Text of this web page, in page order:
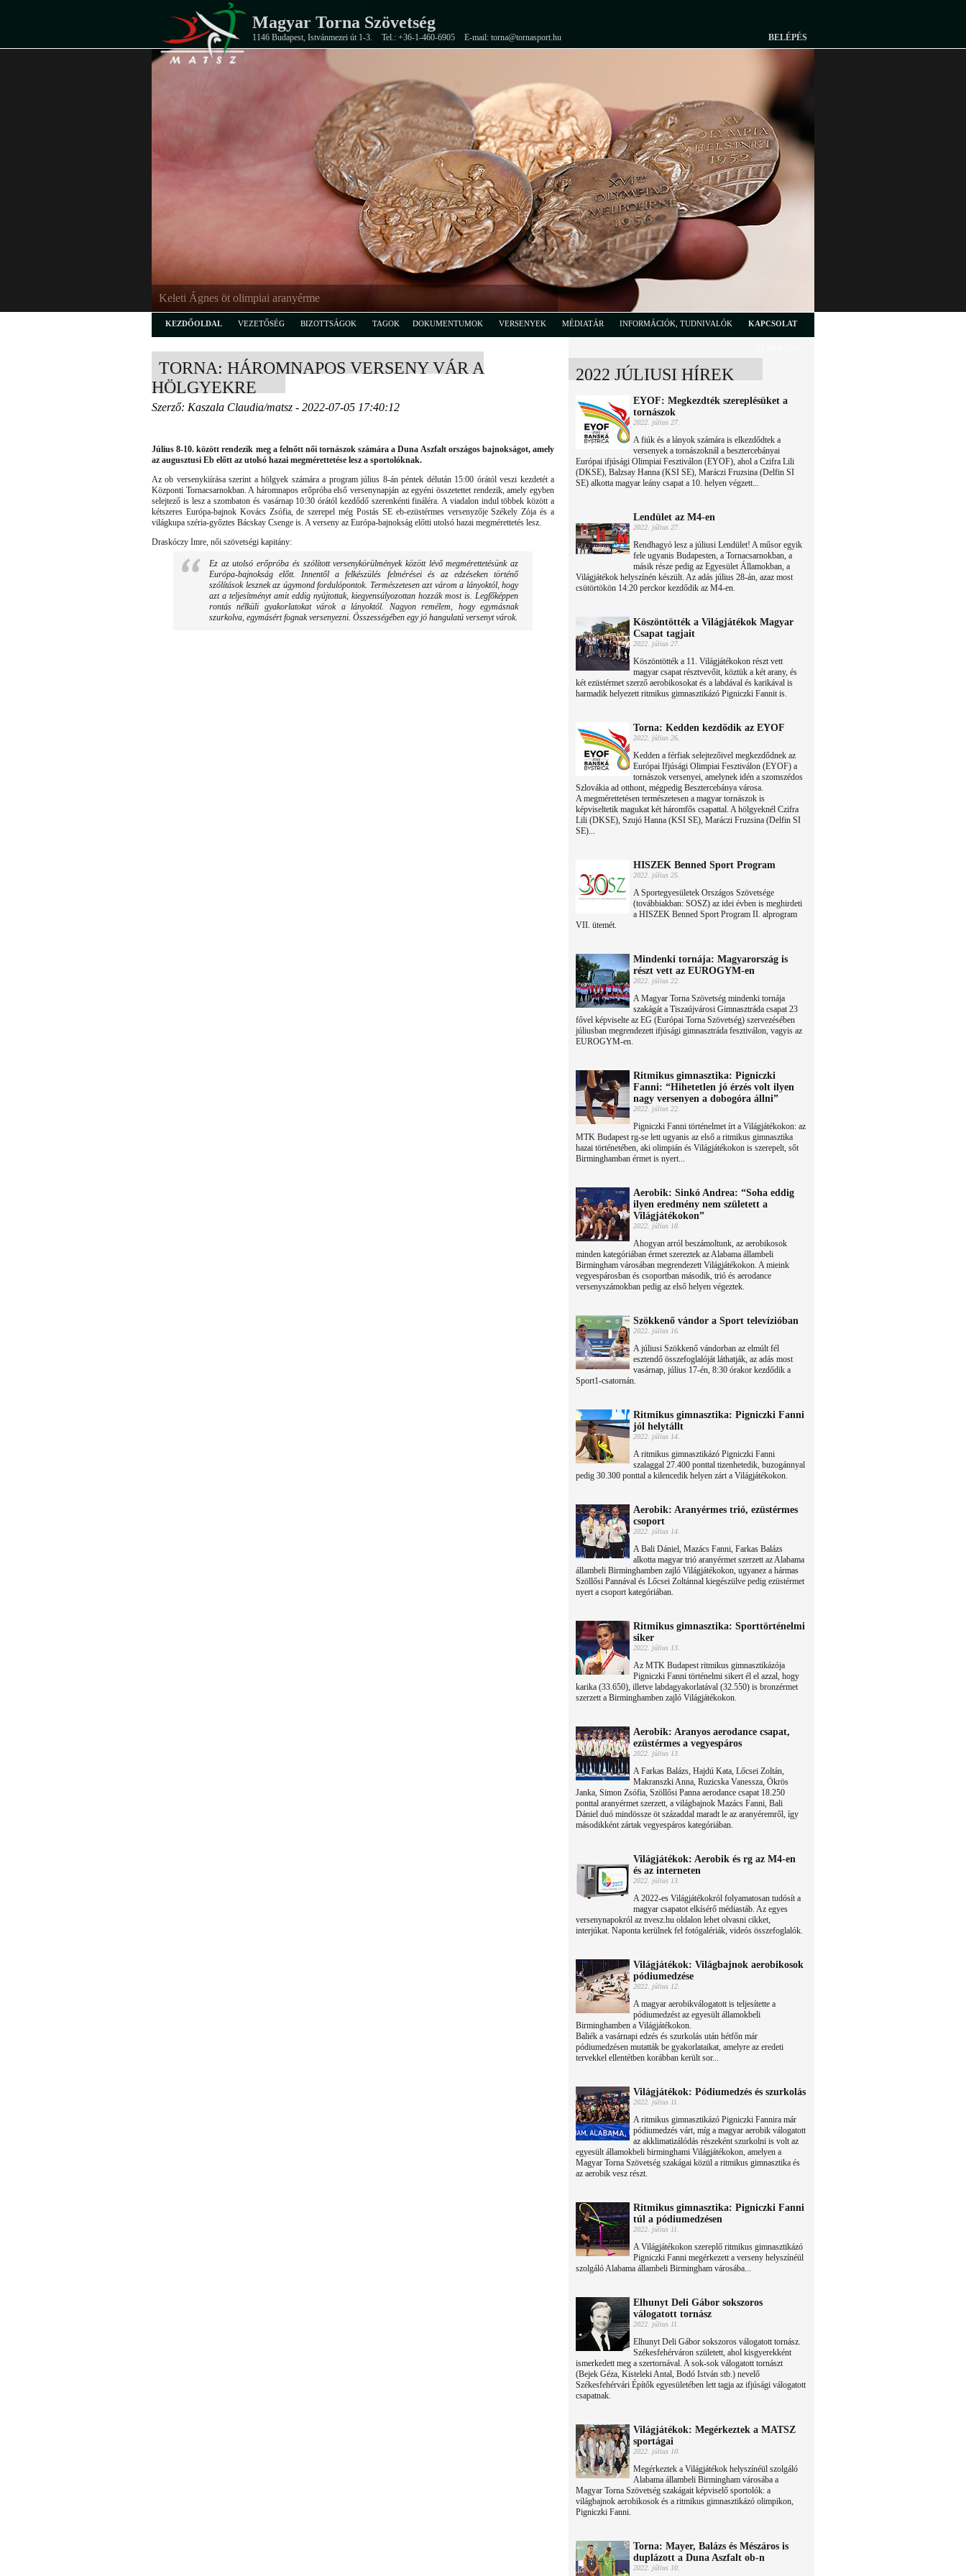
Magyar Torna Szövetség
1146 Budapest, Istvánmezei út 1-3. Tel.: +36-1-460-6905 E-mail: torna@tornasport.hu BELÉPÉS
Keleti Ágnes öt olimpiai aranyérme
KEZDŐOLDAL VEZETŐSÉG BIZOTTSÁGOK TAGOK DOKUMENTUMOK VERSENYEK MÉDIATÁR INFORMÁCIÓK, TUDNIVALÓK KAPCSOLAT
TORNA: HÁROMNAPOS VERSENY VÁR A
HÖLGYEKRE
Szerző: Kaszala Claudia/matsz - 2022-07-05 17:40:12
Július 8-10. között rendezik meg a felnőtt női tornászok számára a Duna Aszfalt országos bajnokságot, amely
az augusztusi Eb előtt az utolsó hazai megmérettetése lesz a sportolóknak.
Az ob versenykiírása szerint a hölgyek számára a program július 8-án péntek délután 15:00 órától veszi kezdetét a
Központi Tornacsarnokban. A háromnapos erőpróba első versenynapján az egyéni összetettet rendezik, amely egyben
selejtező is lesz a szombaton és vasárnap 10:30 órától kezdődő szerenkénti fináléra. A viadalon indul többek között a
kétszeres Európa-bajnok Kovács Zsófia, de szerepel még Postás SE eb-ezüstérmes versenyzője Székely Zója és a
világkupa széria-győztes Bácskay Csenge is. A verseny az Európa-bajnokság előtti utolsó hazai megmérettetés lesz.
Draskóczy Imre, női szövetségi kapitány:
Ez az utolsó erőpróba és szólított versenykörülmények között lévő megmérettetésünk az
Európa-bajnokság előtt. Innentől a felkészülés felmérései és az edzéseken történő
szólítások lesznek az úgymond fordulópontok. Természetesen azt várom a lányoktól, hogy
azt a teljesítményt amit eddig nyújtottak, kiegyensúlyozottan hozzák most is. Legfőképpen
rontás nélküli gyakorlatokat várok a lányoktól. Nagyon remélem, hogy egymásnak
szurkolva, egymásért fognak versenyezni. Összességében egy jó hangulatú versenyt várok.
2022 JÚLIUSI HÍREK
EYOF: Megkezdték szereplésüket a
tornászok
2022. július 27.
A fiúk és a lányok számára is elkezdődtek a
versenyek a tornászoknál a besztercebányai
Európai ifjúsági Olimpiai Fesztiválon (EYOF), ahol a Czifra Lili
(DKSE), Balzsay Hanna (KSI SE), Maráczi Fruzsina (Delfin SI
SE) alkotta magyar leány csapat a 10. helyen végzett...
Lendület az M4-en
2022. július 27.
Rendhagyó lesz a júliusi Lendület! A műsor egyik
fele ugyanis Budapesten, a Tornacsarnokban, a
másik része pedig az Egyesület Államokban, a
Világjátékok helyszínén készült. Az adás július 28-án, azaz most
csütörtökön 14:20 perckor kezdődik az M4-en.
Köszöntötték a Világjátékok Magyar
Csapat tagjait
2022. július 27.
Köszöntötték a 11. Világjátékokon részt vett
magyar csapat résztvevőit, köztük a két arany, és
két ezüstérmet szerző aerobikosokat és a labdával és karikával is
harmadik helyezett ritmikus gimnasztikázó Pigniczki Fannit is.
Torna: Kedden kezdődik az EYOF
2022. július 26.
Kedden a férfiak selejtezőivel megkezdődnek az
Európai Ifjúsági Olimpiai Fesztiválon (EYOF) a
tornászok versenyei, amelynek idén a szomszédos
Szlovákia ad otthont, mégpedig Besztercebánya városa.
A megmérettetésen természetesen a magyar tornászok is
képviseltetik magukat két háromfős csapattal. A hölgyeknél Czifra
Lili (DKSE), Szujó Hanna (KSI SE), Maráczi Fruzsina (Delfin SI
SE)...
HISZEK Benned Sport Program
2022. július 25.
A Sportegyesületek Országos Szövetsége
(továbbiakban: SOSZ) az idei évben is meghirdeti
a HISZEK Benned Sport Program II. alprogram
VII. ütemét.
Mindenki tornája: Magyarország is
részt vett az EUROGYM-en
2022. július 22.
A Magyar Torna Szövetség mindenki tornája
szakágát a Tiszaújvárosi Gimnasztráda csapat 23
fővel képviselte az EG (Európai Torna Szövetség) szervezésében
júliusban megrendezett ifjúsági gimnasztráda fesztiválon, vagyis az
EUROGYM-en.
Ritmikus gimnasztika: Pigniczki
Fanni: “Hihetetlen jó érzés volt ilyen
nagy versenyen a dobogóra állni”
2022. július 22.
Pigniczki Fanni történelmet írt a Világjátékokon: az
MTK Budapest rg-se lett ugyanis az első a ritmikus gimnasztika
hazai történetében, aki olimpián és Világjátékokon is szerepelt, sőt
Birminghamban érmet is nyert...
Aerobik: Sinkó Andrea: “Soha eddig
ilyen eredmény nem született a
Világjátékokon”
2022. július 18.
Ahogyan arról beszámoltunk, az aerobikosok
minden kategóriában érmet szereztek az Alabama állambeli
Birmingham városában megrendezett Világjátékokon. A mieink
vegyespárosban és csoportban második, trió és aerodance
versenyszámokban pedig az első helyen végeztek.
Szökkenő vándor a Sport televízióban
2022. július 16.
A júliusi Szökkenő vándorban az elmúlt fél
esztendő összefoglalóját láthatják, az adás most
vasárnap, július 17-én, 8:30 órakor kezdődik a
Sport1-csatornán.
Ritmikus gimnasztika: Pigniczki Fanni
jól helytállt
2022. július 14.
A ritmikus gimnasztikázó Pigniczki Fanni
szalaggal 27.400 ponttal tizenhetedik, buzogánnyal
pedig 30.300 ponttal a kilencedik helyen zárt a Világjátékokon.
Aerobik: Aranyérmes trió, ezüstérmes
csoport
2022. július 14.
A Bali Dániel, Mazács Fanni, Farkas Balázs
alkotta magyar trió aranyérmet szerzett az Alabama
állambeli Birminghamben zajló Világjátékokon, ugyanez a hármas
Szöllősi Pannával és Lőcsei Zoltánnal kiegészülve pedig ezüstérmet
nyert a csoport kategóriában.
Ritmikus gimnasztika: Sporttörténelmi
siker
2022. július 13.
Az MTK Budapest ritmikus gimnasztikázója
Pigniczki Fanni történelmi sikert él el azzal, hogy
karika (33.650), illetve labdagyakorlatával (32.550) is bronzérmet
szerzett a Birminghamben zajló Világjátékokon.
Aerobik: Aranyos aerodance csapat,
ezüstérmes a vegyespáros
2022. július 13.
A Farkas Balázs, Hajdú Kata, Lőcsei Zoltán,
Makranszki Anna, Ruzicska Vanessza, Ökrös
Janka, Simon Zsófia, Szöllősi Panna aerodance csapat 18.250
ponttal aranyérmet szerzett, a világbajnok Mazács Fanni, Bali
Dániel duó mindössze öt századdal maradt le az aranyéremről, így
másodikként zártak vegyespáros kategóriában.
Világjátékok: Aerobik és rg az M4-en
és az interneten
2022. július 13.
A 2022-es Világjátékokról folyamatosan tudósít a
magyar csapatot elkísérő médiastáb. Az egyes
versenynapokról az nvesz.hu oldalon lehet olvasni cikket,
interjúkat. Naponta kerülnek fel fotógalériák, videós összefoglalók.
Világjátékok: Világbajnok aerobikosok
pódiumedzése
2022. július 12.
A magyar aerobikválogatott is teljesítette a
pódiumedzést az egyesült államokbeli
Birminghamben a Világjátékokon.
Baliék a vasárnapi edzés és szurkolás után hétfőn már
pódiumedzésen mutatták be gyakorlataikat, amelyre az eredeti
tervekkel ellentétben korábban került sor...
Világjátékok: Pódiumedzés és szurkolás
2022. július 11.
A ritmikus gimnasztikázó Pigniczki Fannira már
pódiumedzés várt, míg a magyar aerobik válogatott
az akklimatizálódás részeként szurkolni is volt az
egyesült államokbeli birminghami Világjátékokon, amelyen a
Magyar Torna Szövetség szakágai közül a ritmikus gimnasztika és
az aerobik vesz részt.
Ritmikus gimnasztika: Pigniczki Fanni
túl a pódiumedzésen
2022. július 11.
A Világjátékokon szereplő ritmikus gimnasztikázó
Pigniczki Fanni megérkezett a verseny helyszínéül
szolgáló Alabama állambeli Birmingham városába...
Elhunyt Deli Gábor sokszoros
válogatott tornász
2022. július 11.
Elhunyt Deli Gábor sokszoros válogatott tornász.
Székesfehérváron született, ahol kisgyerekként
ismerkedett meg a szertornával. A sok-sok válogatott tornászt
(Bejek Géza, Kisteleki Antal, Bodó István stb.) nevelő
Székesfehérvári Építők egyesületében lett tagja az ifjúsági válogatott
csapatnak.
Világjátékok: Megérkeztek a MATSZ
sportágai
2022. július 10.
Megérkeztek a Világjátékok helyszínéül szolgáló
Alabama állambeli Birmingham városába a
Magyar Torna Szövetség szakágait képviselő sportolók: a
világbajnok aerobikosok és a ritmikus gimnasztikázó olimpikon,
Pigniczki Fanni.
Torna: Mayer, Balázs és Mészáros is
duplázott a Duna Aszfalt ob-n
2022. július 10.